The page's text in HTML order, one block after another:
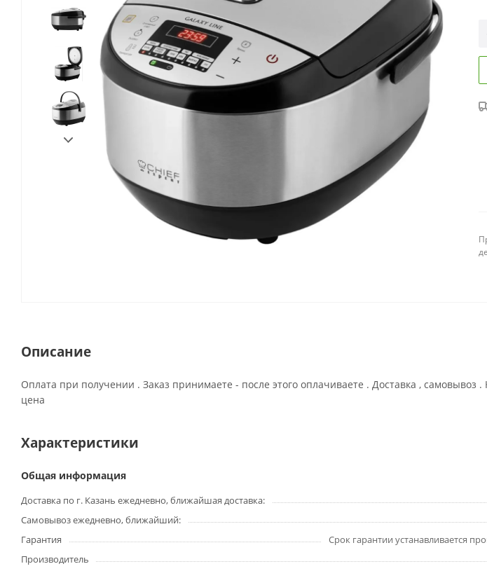
Описание
Оплата при получении . Заказ принимаете - после этого оплачиваете . Доставка ,
цена
Характеристики
Общая информация
Доставка по г. Казань ежедневно, ближайшая доставка:
Самовывоз ежедневно, ближайший:
Гарантия
Срок гарантии устанавливается
Производитель